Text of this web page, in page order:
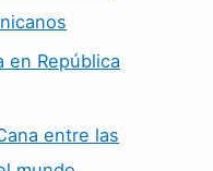
en República
entre las